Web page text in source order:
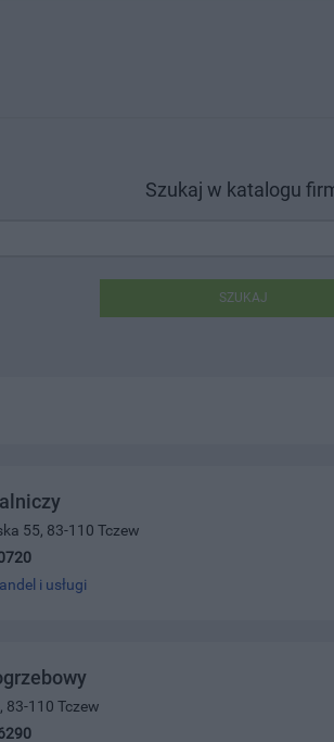
Szukaj w katalogu
SZUKAJ
55, 83-110 Tczew
i usługi
83-110 Tczew